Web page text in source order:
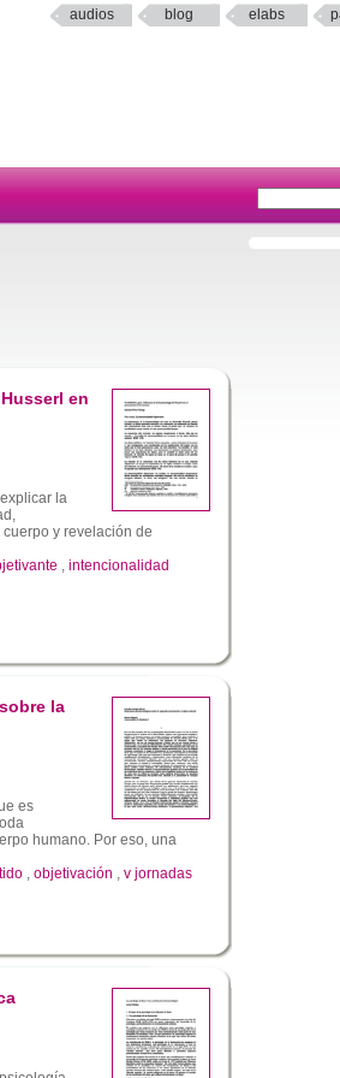
audios blog elabs
en
la
y revelación de
, intencionalidad
la
es
humano. Por eso, una
, objetivación , v jornadas